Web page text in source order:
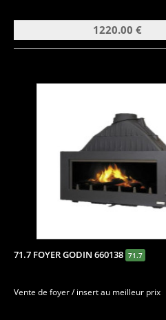
1220.00 €
71.7 FOYER GODIN 660138 71.7
Vente de foyer / insert au meilleur prix